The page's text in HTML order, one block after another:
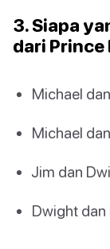
3. Siapa
dari Prince
Michael
Michael
Jim dan
Dwight dan